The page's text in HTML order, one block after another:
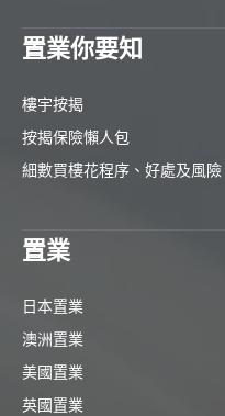
置業你要知
樓宇按揭
按揭保險懶人包
細數買樓花程序、好處及風險
置業
日本置業
澳洲置業
美國置業
英國置業